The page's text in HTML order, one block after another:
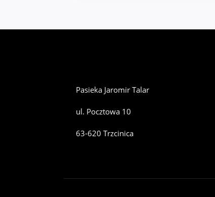
Pasieka Jaromir Talar
ul. Pocztowa 10
63-620 Trzcinica